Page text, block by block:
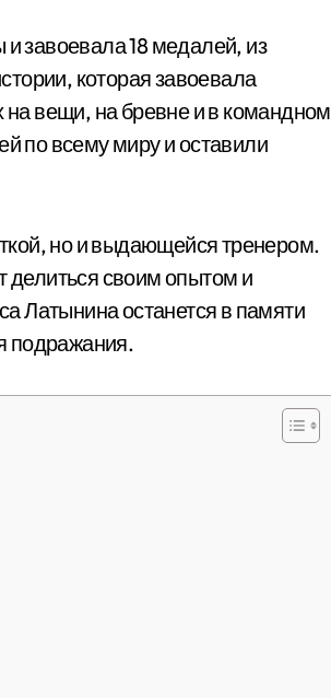
завоевала 18 медалей, из
которая завоевала
вещи, на бревне и в командном
по всему миру и оставили
но и выдающейся тренером.
делиться своим опытом и
Латынина останется в памяти
подражания.